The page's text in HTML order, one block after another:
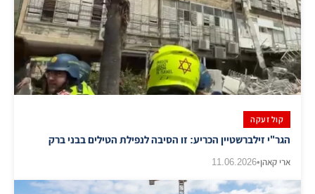
קול זעקה
הגר"י זילברשטיין הכריע: זו הסיבה לנפילת הטילים בבני ברק
ארי קאהן•
11.06.2026